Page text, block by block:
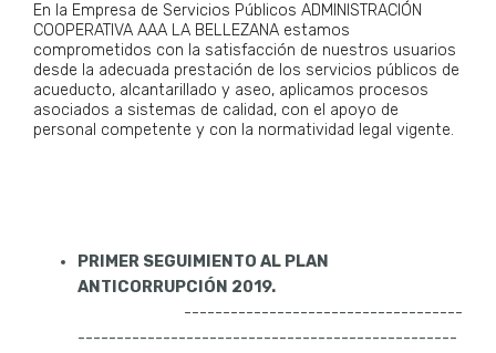
En la Empresa de Servicios Públicos ADMINISTRACIÓN
COOPERATIVA AAA LA BELLEZANA estamos
comprometidos con la satisfacción de nuestros usuarios
desde la adecuada prestación de los servicios públicos de
acueducto, alcantarillado y aseo, aplicamos procesos
asociados a sistemas de calidad, con el apoyo de
personal competente y con la normatividad legal vigente.
PRIMER SEGUIMIENTO AL PLAN
ANTICORRUPCIÓN 2019.
------------------------------------
-------------------------------------------------